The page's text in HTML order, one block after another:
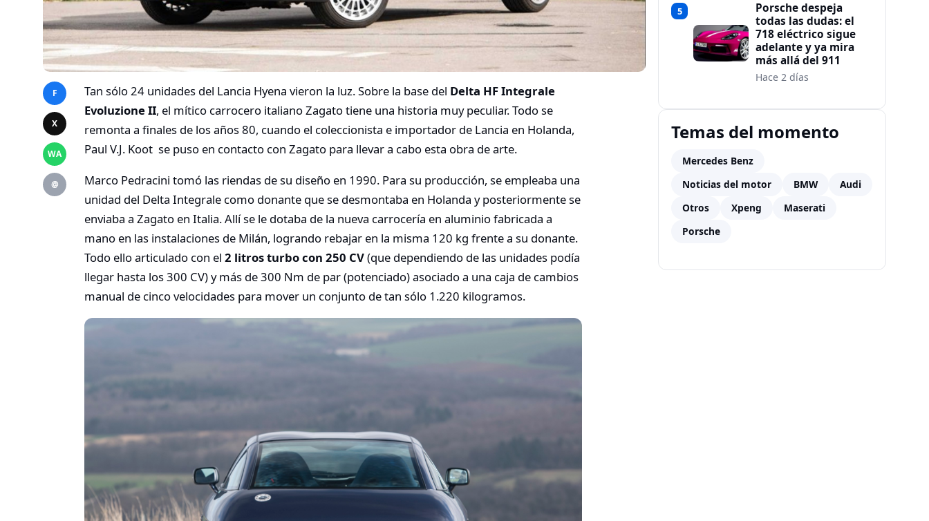
F
X
WA
@
Tan sólo 24 unidades del Lancia Hyena vieron la luz. Sobre la base del Delta HF Integrale
Evoluzione II, el mítico carrocero italiano Zagato tiene una historia muy peculiar. Todo se
remonta a finales de los años 80, cuando el coleccionista e importador de Lancia en Holanda,
Paul V.J. Koot se puso en contacto con Zagato para llevar a cabo esta obra de arte.
Marco Pedracini tomó las riendas de su diseño en 1990. Para su producción, se empleaba una
unidad del Delta Integrale como donante que se desmontaba en Holanda y posteriormente se
enviaba a Zagato en Italia. Allí se le dotaba de la nueva carrocería en aluminio fabricada a
mano en las instalaciones de Milán, logrando rebajar en la misma 120 kg frente a su donante.
Todo ello articulado con el 2 litros turbo con 250 CV(que dependiendo de las unidades podía
llegar hasta los 300 CV) y más de 300 Nm de par (potenciado) asociado a una caja de cambios
manual de cinco velocidades para mover un conjunto de tan sólo 1.220 kilogramos.
5
Porsche despeja
todas las dudas: el
718 eléctrico sigue
adelante y ya mira
más allá del 911
Hace 2 días
Temas del momento
Mercedes Benz
Noticias del motor
BMW
Audi
Otros
Xpeng
Maserati
Porsche